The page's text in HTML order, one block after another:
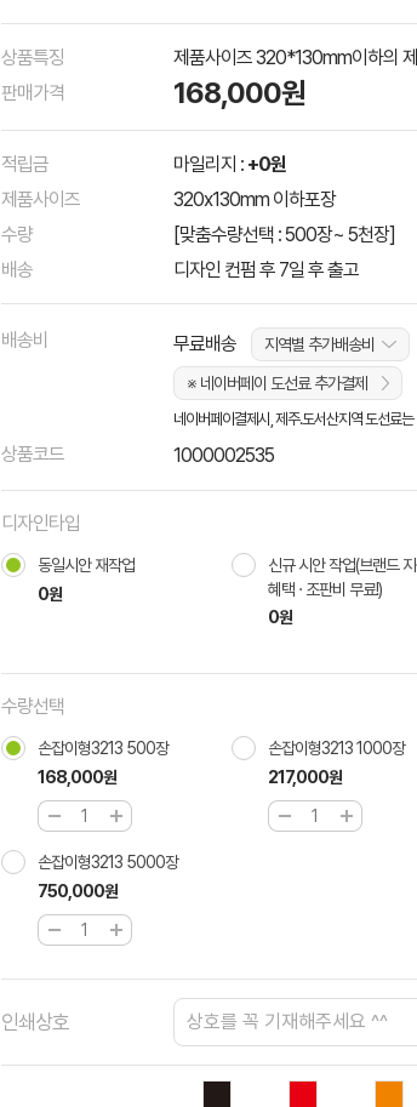
상품특징
제품사이즈 320*130mm이하의
판매가격
168,000원
적립금 마일리지 : +0원
제품사이즈
320x130mm 이하포장
수량
[맞춤수량선택 : 500장~ 5천장]
배송
디자인 컨펌 후 7일 후 출고
배송비 무료배송
지역별 추가배송비
※ 네이버페이 도선료 추가결제
네이버페이결제시, 제주.도서산지역 도선료
상품코드 1000002535
디자인타입
동일시안 재작업
0원
신규 시안 작업(브랜드
혜택 · 조판비 무료!)
0원
수량선택
손잡이형3213 500장
168,000원
손잡이형3213 1000장
217,000원
손잡이형3213 5000장
750,000원
인쇄상호